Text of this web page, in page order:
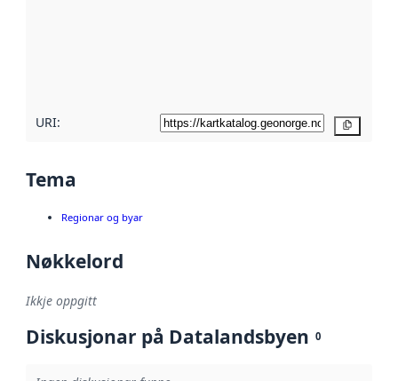
URI:
Tema
Regionar og byar
Nøkkelord
Ikkje oppgitt
Diskusjonar på Datalandsbyen 0